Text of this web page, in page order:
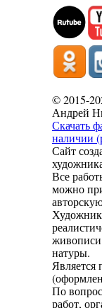
© 2015-
Андрей
Скачать
наличии
Сайт
Все
можно
Художник
натуры.
По
работ,